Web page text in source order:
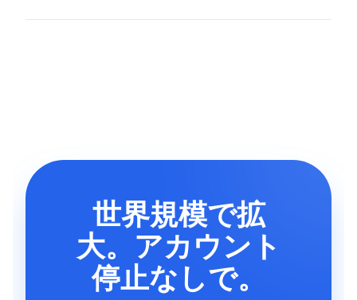
世界規模で拡
大。アカウント
停止なしで。